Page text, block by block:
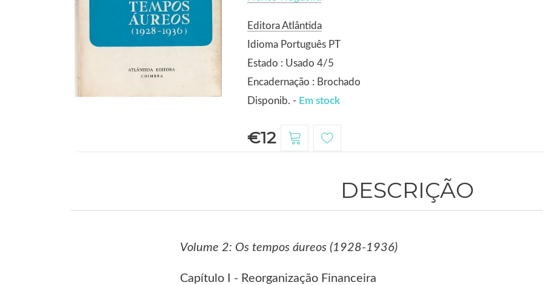
Editora Atlântida
Idioma Português PT
Estado : Usado 4/5
Encadernação : Brochado
Disponib. - Em stock
€12
DESCRIÇÃO
Volume 2: Os tempos áureos (1928-1936)
Capítulo I - Reorganização Financeira